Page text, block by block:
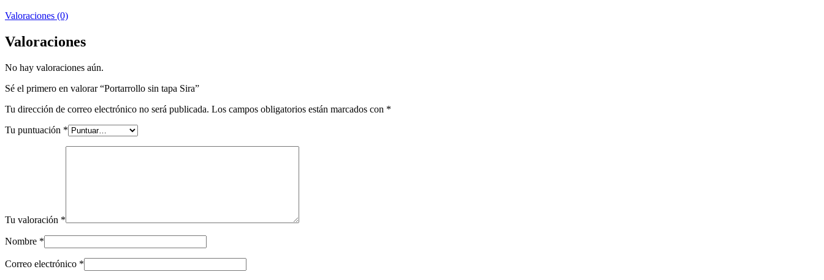
Valoraciones (0)
Valoraciones
No hay valoraciones aún.
Sé el primero en valorar “Portarrollo sin tapa Sira”
Tu dirección de correo electrónico no será publicada. Los campos obligatorios están marcados con *
Tu puntuación *
Tu valoración *
Nombre *
Correo electrónico *